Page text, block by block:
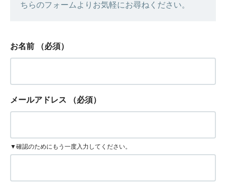
ちらのフォームよりお気軽にお尋ねください。
お名前 （必須）
メールアドレス （必須）
▼確認のためにもう一度入力してください。